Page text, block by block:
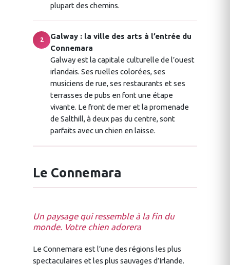
plupart des chemins.
2
Galway : la ville des arts à l’entrée du
Connemara
Galway est la capitale culturelle de l’ouest
irlandais. Ses ruelles colorées, ses
musiciens de rue, ses restaurants et ses
terrasses de pubs en font une étape
vivante. Le front de mer et la promenade
de Salthill, à deux pas du centre, sont
parfaits avec un chien en laisse.
Le Connemara
Un paysage qui ressemble à la fin du
monde. Votre chien adorera
Le Connemara est l’une des régions les plus
spectaculaires et les plus sauvages d’Irlande.